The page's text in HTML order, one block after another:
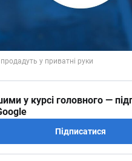
у курсі головного —
Підписатися